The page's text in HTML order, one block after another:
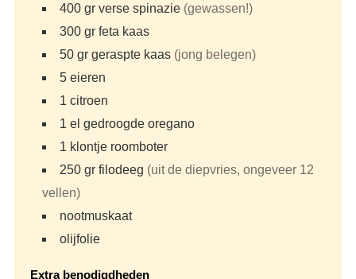
400 gr verse spinazie (gewassen!)
300 gr feta kaas
50 gr geraspte kaas (jong belegen)
5 eieren
1 citroen
1 el gedroogde oregano
1 klontje roomboter
250 gr filodeeg (uit de diepvries, ongeveer 12
vellen)
nootmuskaat
olijfolie
Extra benodigdheden